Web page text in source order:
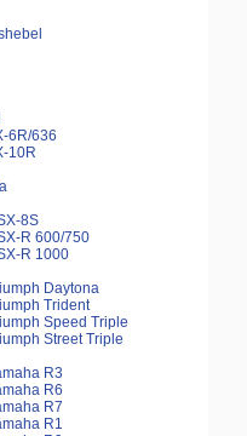
6R/636
10R
8S
R 600/750
R 1000
Daytona
Trident
Speed Triple
Street Triple
R3
R6
R7
R1